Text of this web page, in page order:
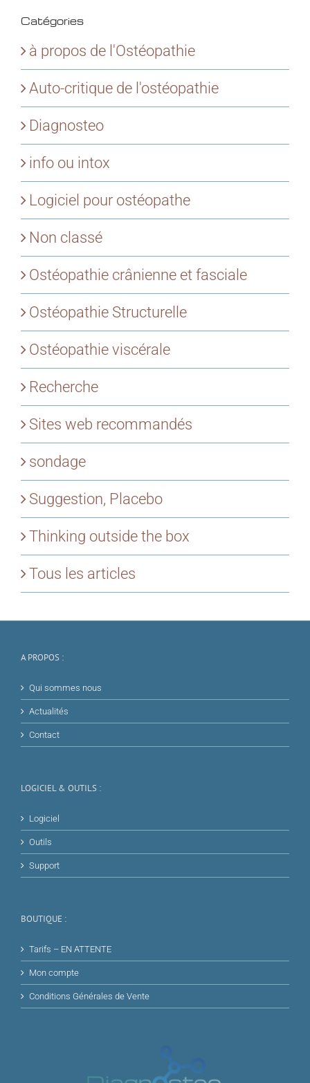
Catégories
à propos de l'Ostéopathie
Auto-critique de l'ostéopathie
Diagnosteo
info ou intox
Logiciel pour ostéopathe
Non classé
Ostéopathie crânienne et fasciale
Ostéopathie Structurelle
Ostéopathie viscérale
Recherche
Sites web recommandés
sondage
Suggestion, Placebo
Thinking outside the box
Tous les articles
A PROPOS :
Qui sommes nous
Actualités
Contact
LOGICIEL & OUTILS :
Logiciel
Outils
Support
BOUTIQUE :
Tarifs – EN ATTENTE
Mon compte
Conditions Générales de Vente